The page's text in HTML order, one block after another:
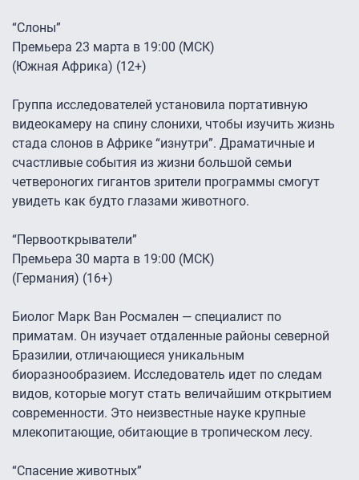
“Слоны”
Премьера 23 марта в 19:00 (МСК)
(Южная Африка) (12+)
Группа исследователей установила портативную
видеокамеру на спину слонихи, чтобы изучить жизнь
стада слонов в Африке “изнутри”. Драматичные и
счастливые события из жизни большой семьи
четвероногих гигантов зрители программы смогут
увидеть как будто глазами животного.
“Первооткрыватели”
Премьера 30 марта в 19:00 (МСК)
(Германия) (16+)
Биолог Марк Ван Росмален — специалист по
приматам. Он изучает отдаленные районы северной
Бразилии, отличающиеся уникальным
биоразнообразием. Исследователь идет по следам
видов, которые могут стать величайшим открытием
современности. Это неизвестные науке крупные
млекопитающие, обитающие в тропическом лесу.
“Спасение животных”